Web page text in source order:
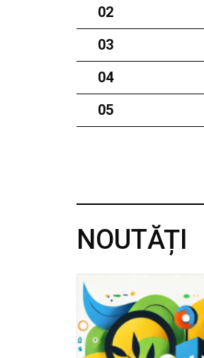
02
03
04
05
NOUTĂȚI